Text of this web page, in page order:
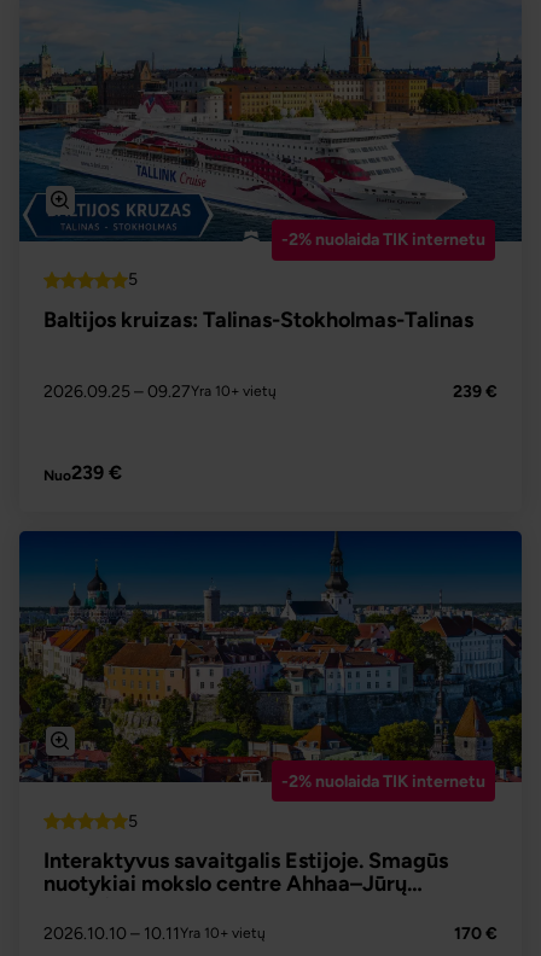
-2% nuolaida TIK internetu
5
Baltijos kruizas: Talinas-Stokholmas-Talinas
2026.09.25 – 09.27Yra 10+ vietų 239 €
Nuo239 €
-2% nuolaida TIK internetu
5
Interaktyvus savaitgalis Estijoje. Smagūs
nuotykiai mokslo centre Ahhaa–Jūrų
2026.10.10 – 10.11 Yra 10+ vietų 170 €